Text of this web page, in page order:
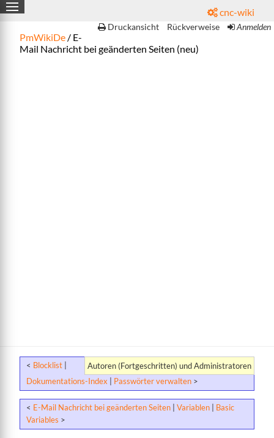
cnc-wiki
Druckansicht Rückverweise Anmelden
PmWikiDe / E-
Mail Nachricht bei geänderten Seiten (neu)
Autoren (Fortgeschritten) und Administratoren
< Blocklist
Dokumentations-Index
Passwörter verwalten >
< E-Mail Nachricht bei geänderten Seiten Variablen
Basic
Variables >